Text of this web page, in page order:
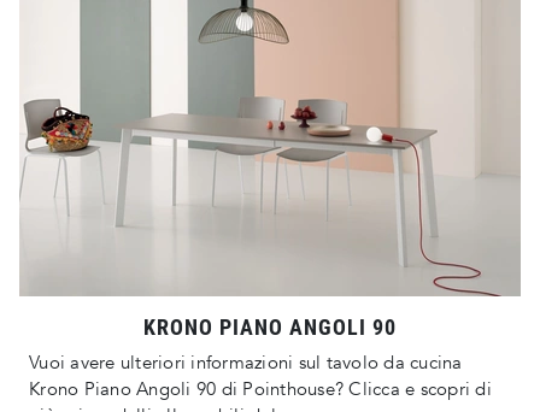
KRONO PIANO ANGOLI 90
Vuoi avere ulteriori informazioni sul tavolo da cucina
Krono Piano Angoli 90 di Pointhouse? Clicca e scopri di